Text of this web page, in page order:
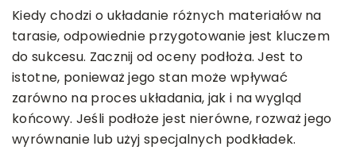
Kiedy chodzi o układanie różnych materiałów na
tarasie, odpowiednie przygotowanie jest kluczem
do sukcesu. Zacznij od oceny podłoża. Jest to
istotne, ponieważ jego stan może wpływać
zarówno na proces układania, jak i na wygląd
końcowy. Jeśli podłoże jest nierówne, rozważ jego
wyrównanie lub użyj specjalnych podkładek.